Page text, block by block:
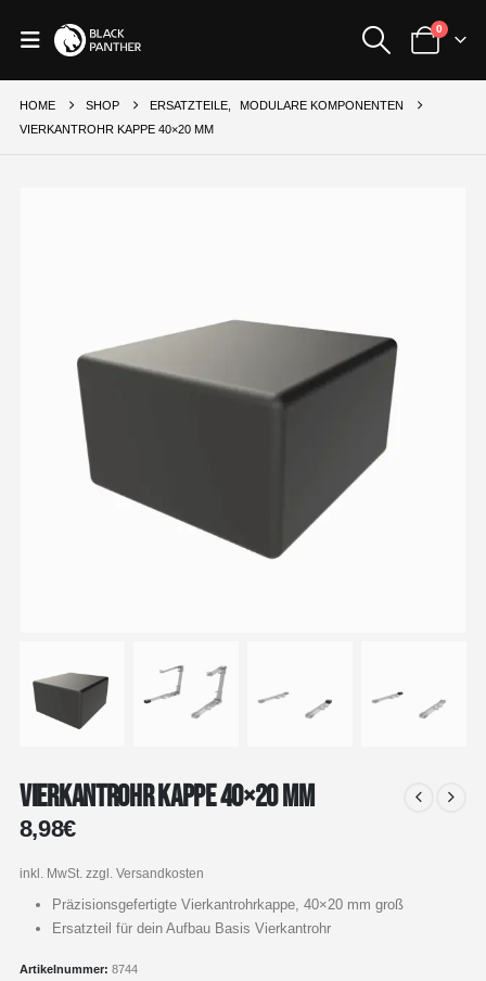
0
HOME SHOP ERSATZTEILE,
MODULARE KOMPONENTEN
VIERKANTROHR KAPPE 40×20 MM
Vierkantrohr Kappe 40×20 mm
8,98€
inkl. MwSt. zzgl. Versandkosten
Präzisionsgefertigte Vierkantrohrkappe, 40×20 mm groß
Ersatzteil für dein Aufbau Basis Vierkantrohr
Artikelnummer: 8744